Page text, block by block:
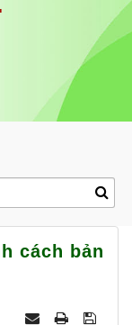
Phú
Yên
tạo
Việt
-
cách bản